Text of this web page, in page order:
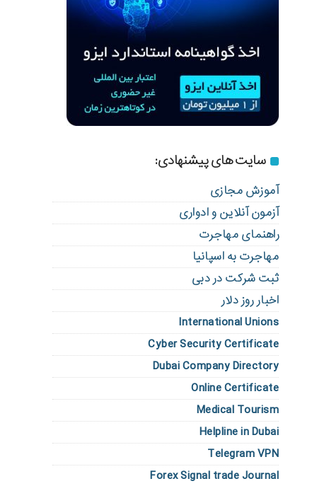
سایت های پیشنهادی:
آموزش مجازی
آزمون آنلاین و ادواری
راهنمای مهاجرت
مهاجرت به اسپانیا
ثبت شرکت در دبی
اخبار روز دلار
International Unions
Cyber Security Certificate
Dubai Company Directory
Online Certificate
Medical Tourism
Helpline in Dubai
Telegram VPN
Forex Signal trade Journal